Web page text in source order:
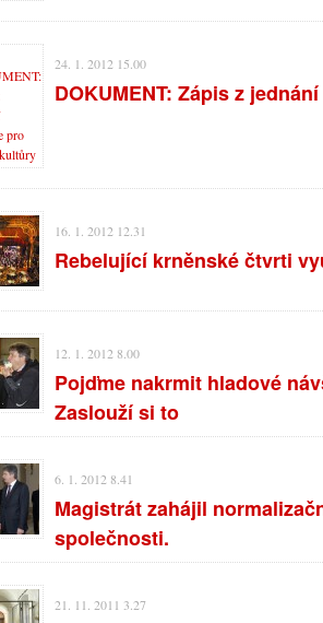
24. 1. 2012 15.00
DOKUMENT: Zápis z
16. 1. 2012 12.31
Rebelující krněnské čtvrti
12. 1. 2012 8.00
Pojďme nakrmit hladové
Zaslouží si to
6. 1. 2012 8.41
Magistrát zahájil
společnosti.
21. 11. 2011 3.27